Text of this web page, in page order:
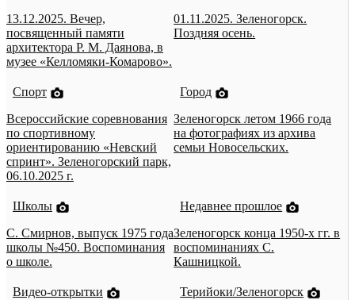
13.12.2025. Вечер,
посвященный памяти
архитектора Р. М. Даянова, в
музее «Келломяки-Комарово».
01.11.2025. Зеленогорск.
Поздняя осень.
Спорт
Всероссийские соревнования
по спортивному
ориентированию «Невский
спринт». Зеленогорский парк,
06.10.2025 г.
Город
Зеленогорск летом 1966 года
на фотографиях из архива
семьи Новосельских.
Школы
С. Смирнов, выпуск 1975 года
школы №450. Воспоминания
о школе.
Недавнее прошлое
Зеленогорск конца 1950-х гг. в
воспоминаниях С.
Кашницкой.
Видео-открытки
Терийоки/Зеленогорск